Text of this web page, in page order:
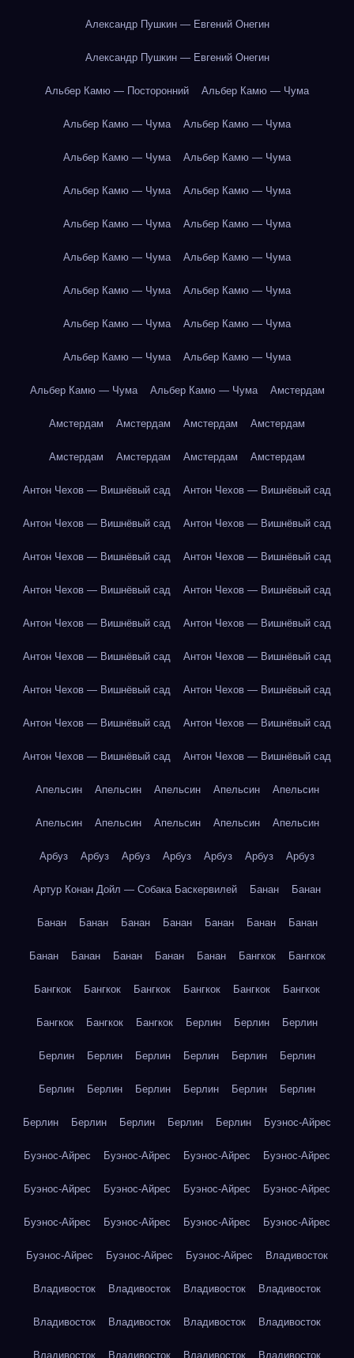
Александр Пушкин — Евгений Онегин
Александр Пушкин — Евгений Онегин
Альбер Камю — Посторонний Альбер Камю — Чума
Альбер Камю — Чума Альбер Камю — Чума
Альбер Камю — Чума Альбер Камю — Чума
Альбер Камю — Чума Альбер Камю — Чума
Альбер Камю — Чума Альбер Камю — Чума
Альбер Камю — Чума Альбер Камю — Чума
Альбер Камю — Чума Альбер Камю — Чума
Альбер Камю — Чума Альбер Камю — Чума
Альбер Камю — Чума Альбер Камю — Чума
Альбер Камю — Чума Альбер Камю — Чума Амстердам
Амстердам Амстердам Амстердам Амстердам
Амстердам Амстердам Амстердам Амстердам
Антон Чехов — Вишнёвый сад Антон Чехов — Вишнёвый сад
Антон Чехов — Вишнёвый сад Антон Чехов — Вишнёвый сад
Антон Чехов — Вишнёвый сад Антон Чехов — Вишнёвый сад
Антон Чехов — Вишнёвый сад Антон Чехов — Вишнёвый сад
Антон Чехов — Вишнёвый сад Антон Чехов — Вишнёвый сад
Антон Чехов — Вишнёвый сад Антон Чехов — Вишнёвый сад
Антон Чехов — Вишнёвый сад Антон Чехов — Вишнёвый сад
Антон Чехов — Вишнёвый сад Антон Чехов — Вишнёвый сад
Антон Чехов — Вишнёвый сад Антон Чехов — Вишнёвый сад
Апельсин Апельсин Апельсин Апельсин Апельсин
Апельсин Апельсин Апельсин Апельсин Апельсин
Арбуз Арбуз Арбуз Арбуз Арбуз Арбуз Арбуз
Артур Конан Дойл — Собака Баскервилей Банан Банан
Банан Банан Банан Банан Банан Банан Банан
Банан Банан Банан Банан Банан Бангкок Бангкок
Бангкок Бангкок Бангкок Бангкок Бангкок Бангкок
Бангкок Бангкок Бангкок Берлин Берлин Берлин
Берлин Берлин Берлин Берлин Берлин Берлин
Берлин Берлин Берлин Берлин Берлин Берлин
Берлин Берлин Берлин Берлин Берлин Буэнос-Айрес
Буэнос-Айрес Буэнос-Айрес Буэнос-Айрес Буэнос-Айрес
Буэнос-Айрес Буэнос-Айрес Буэнос-Айрес Буэнос-Айрес
Буэнос-Айрес Буэнос-Айрес Буэнос-Айрес Буэнос-Айрес
Буэнос-Айрес Буэнос-Айрес Буэнос-Айрес Владивосток
Владивосток Владивосток Владивосток Владивосток
Владивосток Владивосток Владивосток Владивосток
Владивосток Владивосток Владивосток Владивосток